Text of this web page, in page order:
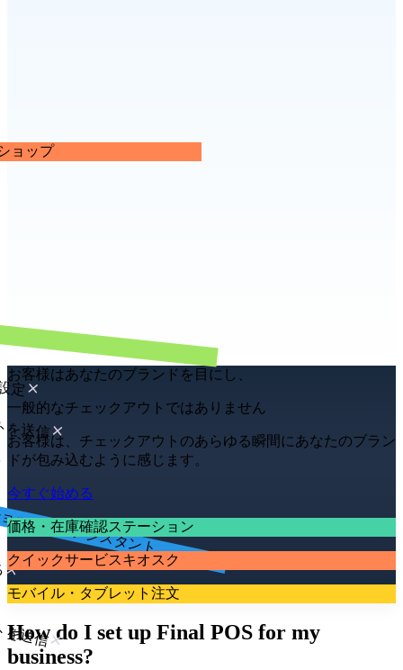
ョップ
定
送信
ピングアシスタント
送信
お客様はあなたのブランドを目にし、
一般的なチェックアウトではありません
お客様は、チェックアウトのあらゆる瞬間にあなたのブラン
ドが包み込むように感じます。
今すぐ始める
価格・在庫確認ステーション
クイックサービスキオスク
モバイル・タブレット注文
How do I set up Final POS for my
business?